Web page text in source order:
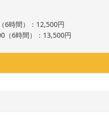
6時間）：12,500円
（6時間）：13,500円